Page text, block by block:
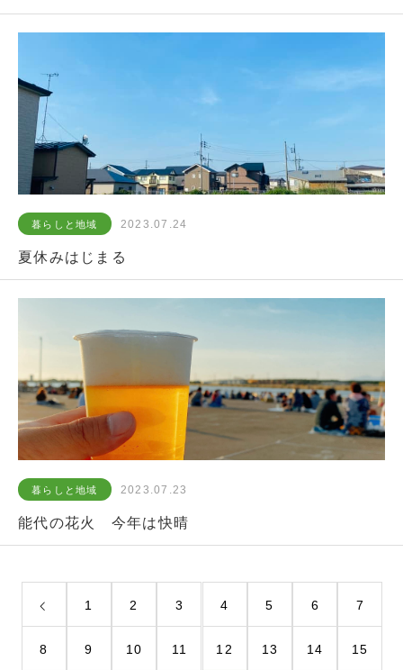
暮らしと地域 2023.07.24
夏休みはじまる
暮らしと地域 2023.07.23
能代の花火 今年は快晴
1 2 3 4 5 6 7
8 9 10 11 12 13 14 15